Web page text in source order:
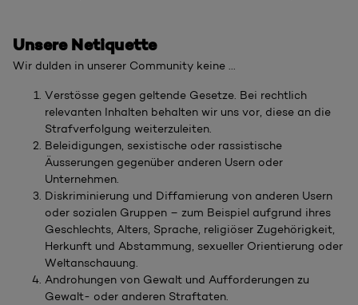
Unsere Netiquette
Wir dulden in unserer Community keine ...
Verstösse gegen geltende Gesetze. Bei rechtlich
relevanten Inhalten behalten wir uns vor, diese an die
Strafverfolgung weiterzuleiten.
Beleidigungen, sexistische oder rassistische
Äusserungen gegenüber anderen Usern oder
Unternehmen.
Diskriminierung und Diffamierung von anderen Usern
oder sozialen Gruppen – zum Beispiel aufgrund ihres
Geschlechts, Alters, Sprache, religiöser Zugehörigkeit,
Herkunft und Abstammung, sexueller Orientierung oder
Weltanschauung.
Androhungen von Gewalt und Aufforderungen zu
Gewalt- oder anderen Straftaten.